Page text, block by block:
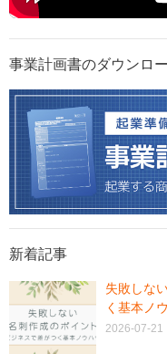
事業計画書のダウンロ
新着記事
失敗しな
く基本ノ
2026-07-21